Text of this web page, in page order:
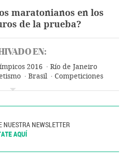
maratonianos en los
de la prueba?
EN:
2016
Río de Janeiro
Brasil
Competiciones
NUESTRA NEWSLETTER
AQUÍ